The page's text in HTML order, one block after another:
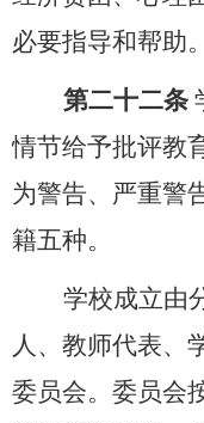
必要指导和帮助。
第二十二条
情节给予批评教
为警告、严重警
籍五种。
学校成立由
人、教师代表、
委员会。委员会